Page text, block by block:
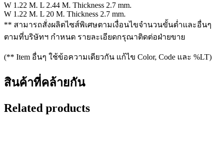
W 1.22 M. L 2.44 M. Thickness 2.7 mm.
W 1.22 M. L 20 M. Thickness 2.7 mm.
** สามารถสั่งผลิตไซส์พิเศษตามเงื่อนไขจำนวนขั้นต่ำและอื่นๆ
ตามที่บริษัทฯ กำหนด รายละเอียดกรุณาติดต่อฝ่ายขาย
(** Item อื่นๆ ใช้ข้อความเดียวกัน แก้ไข Color, Code และ %LT)
สินค้าที่คล้ายกัน
Related products